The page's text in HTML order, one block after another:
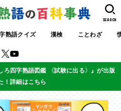
熟語クイズ 漢検 ことわざ
SEARCH
ろ四字熟語図鑑 〈試験に出る〉』が出版
！詳細はこちら